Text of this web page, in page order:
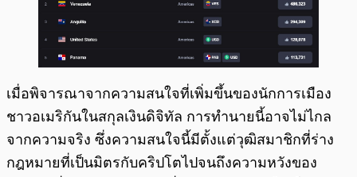
เมื่อพิจารณาจากความสนใจที่เพิ่มขึ้นของนักการเมือง
ชาวอเมริกันในสกุลเงินดิจิทัล การทำนายนี้อาจไม่ไกล
จากความจริง ซึ่งความสนใจนี้มีตั้งแต่วุฒิสมาชิกที่ร่าง
กฎหมายที่เป็นมิตรกับคริปโตไปจนถึงความหวังของ